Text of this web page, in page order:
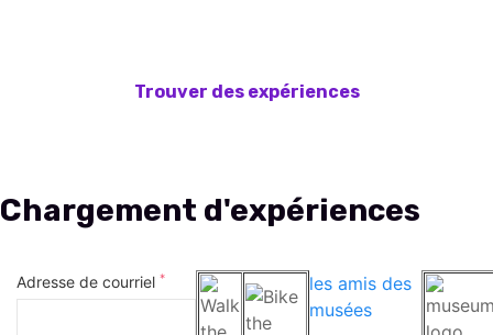
Adresse de courriel *
les amis des
musées